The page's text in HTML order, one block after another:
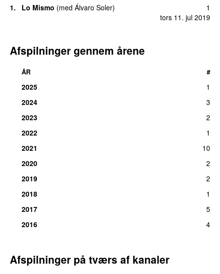
1. Lo Mismo (med Álvaro Soler)
tors 11. jul 2019
1
Afspilninger gennem årene
ÅR #
2025
1
2024
3
2023
2
2022
1
2021
10
2020
2
2019
2
2018
1
2017
5
2016
4
Afspilninger på tværs af kanaler